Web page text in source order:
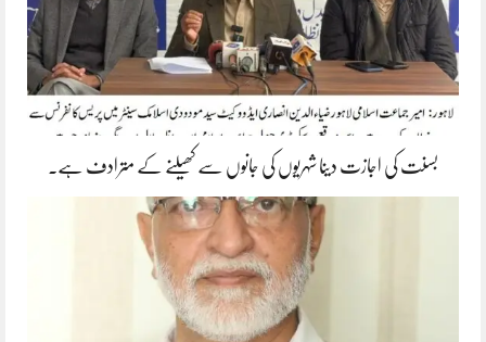
بسنت کی اجازت دینا شہریوں کی جانوں سے کھیلنے کے مترادف ہے۔